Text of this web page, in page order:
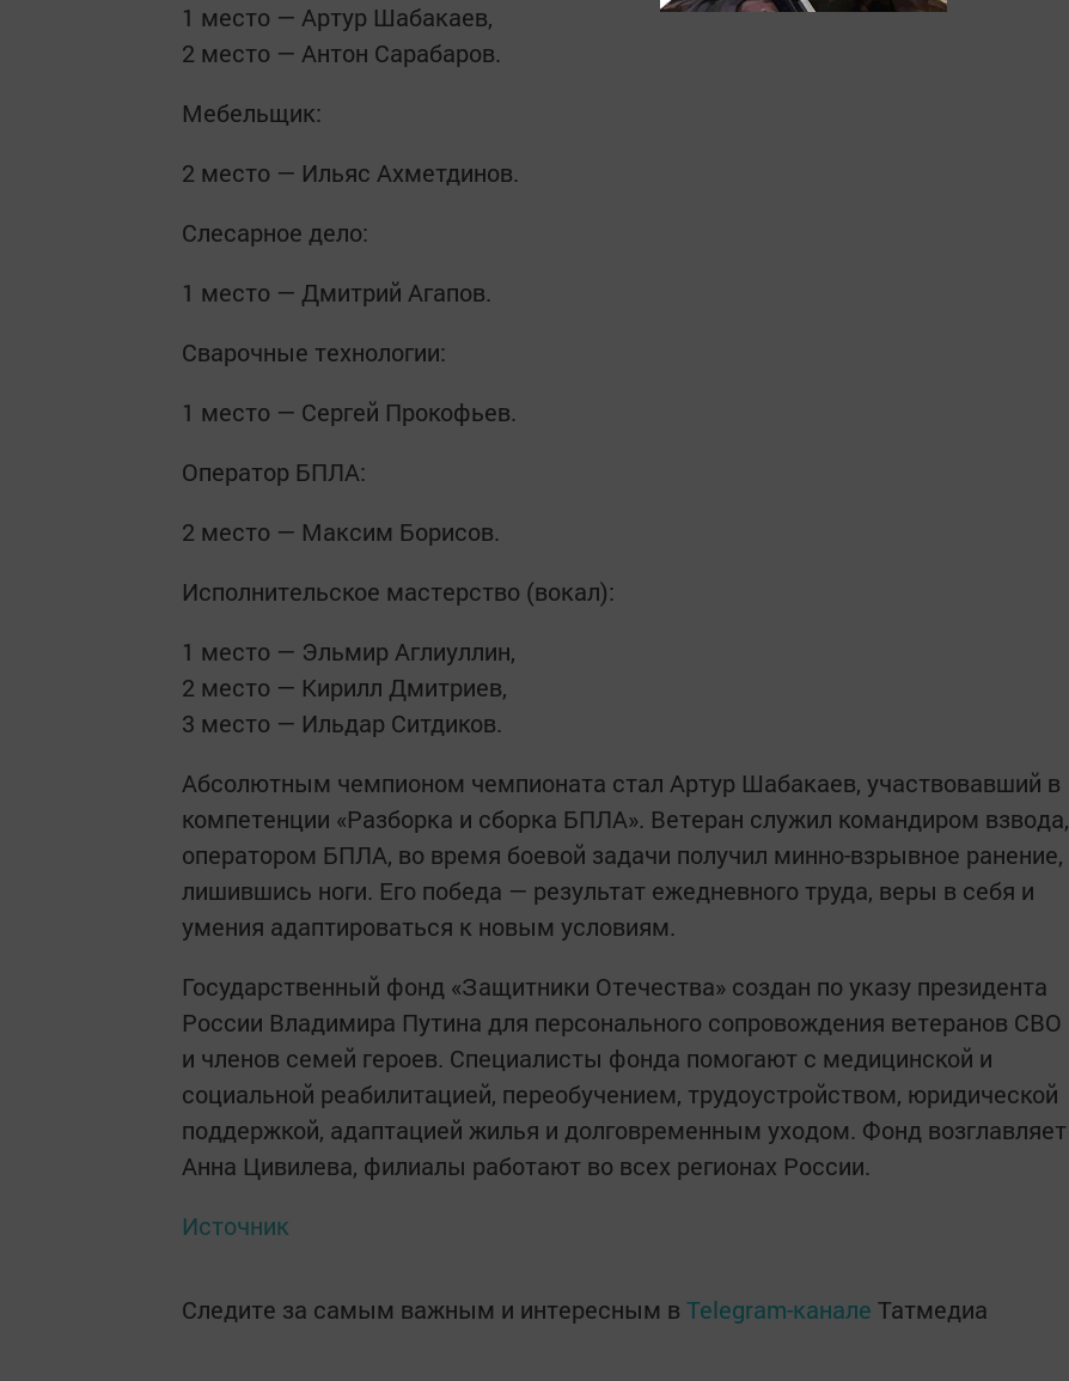
1 место — Артур Шабакаев,
2 место — Антон Сарабаров.
Мебельщик:
2 место — Ильяс Ахметдинов.
Слесарное дело:
1 место — Дмитрий Агапов.
Сварочные технологии:
1 место — Сергей Прокофьев.
Оператор БПЛА:
2 место — Максим Борисов.
Исполнительское мастерство (вокал):
1 место — Эльмир Аглиуллин,
2 место — Кирилл Дмитриев,
3 место — Ильдар Ситдиков.
Абсолютным чемпионом чемпионата стал Артур Шабакаев, участвовавший в
компетенции «Разборка и сборка БПЛА». Ветеран служил командиром взвода,
оператором БПЛА, во время боевой задачи получил минно-взрывное ранение,
лишившись ноги. Его победа — результат ежедневного труда, веры в себя и
умения адаптироваться к новым условиям.
Государственный фонд «Защитники Отечества» создан по указу президента
России Владимира Путина для персонального сопровождения ветеранов СВО
и членов семей героев. Специалисты фонда помогают с медицинской и
социальной реабилитацией, переобучением, трудоустройством, юридической
поддержкой, адаптацией жилья и долговременным уходом. Фонд возглавляет
Анна Цивилева, филиалы работают во всех регионах России.
Источник
Следите за самым важным и интересным в Telegram-канале Татмедиа